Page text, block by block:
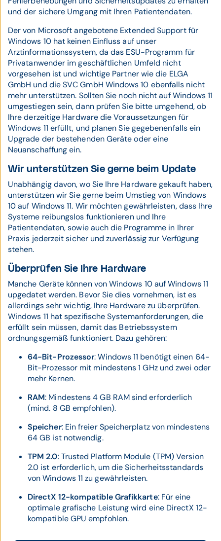
und der sichere Umgang mit Ihren Patientendaten.
Der von Microsoft angebotene Extended Support für
Windows 10 hat keinen Einfluss auf unser
Arztinformationssystem, da das ESU-Programm für
Privatanwender im geschäftlichen Umfeld nicht
vorgesehen ist und wichtige Partner wie die ELGA
GmbH und die SVC GmbH Windows 10 ebenfalls nicht
mehr unterstützen. Sollten Sie noch nicht auf Windows 11
umgestiegen sein, dann prüfen Sie bitte umgehend, ob
Ihre derzeitige Hardware die Voraussetzungen für
Windows 11 erfüllt, und planen Sie gegebenenfalls ein
Upgrade der bestehenden Geräte oder eine
Neuanschaffung ein.
Wir unterstützen Sie gerne beim Update
Unabhängig davon, wo Sie Ihre Hardware gekauft haben,
unterstützen wir Sie gerne beim Umstieg von Windows
10 auf Windows 11. Wir möchten gewährleisten, dass Ihre
Systeme reibungslos funktionieren und Ihre
Patientendaten, sowie auch die Programme in Ihrer
Praxis jederzeit sicher und zuverlässig zur Verfügung
stehen.
Überprüfen Sie Ihre Hardware
Manche Geräte können von Windows 10 auf Windows 11
upgedatet werden. Bevor Sie dies vornehmen, ist es
allerdings sehr wichtig, Ihre Hardware zu überprüfen.
Windows 11 hat spezifische Systemanforderungen, die
erfüllt sein müssen, damit das Betriebssystem
ordnungsgemäß funktioniert. Dazu gehören:
64-Bit-Prozessor: Windows 11 benötigt einen 64-
Bit-Prozessor mit mindestens 1 GHz und zwei oder
mehr Kernen.
RAM: Mindestens 4 GB RAM sind erforderlich
(mind. 8 GB empfohlen).
Speicher: Ein freier Speicherplatz von mindestens
64 GB ist notwendig.
TPM 2.0: Trusted Platform Module (TPM) Version
2.0 ist erforderlich, um die Sicherheitsstandards
von Windows 11 zu gewährleisten.
DirectX 12-kompatible Grafikkarte: Für eine
optimale grafische Leistung wird eine DirectX 12-
kompatible GPU empfohlen.